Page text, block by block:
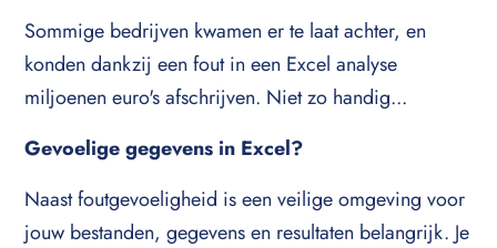
Sommige bedrijven kwamen er te laat achter, en
konden dankzij een fout in een Excel analyse
miljoenen euro's afschrijven. Niet zo handig...
Gevoelige gegevens in Excel?
Naast foutgevoeligheid is een veilige omgeving voor
jouw bestanden, gegevens en resultaten belangrijk. Je